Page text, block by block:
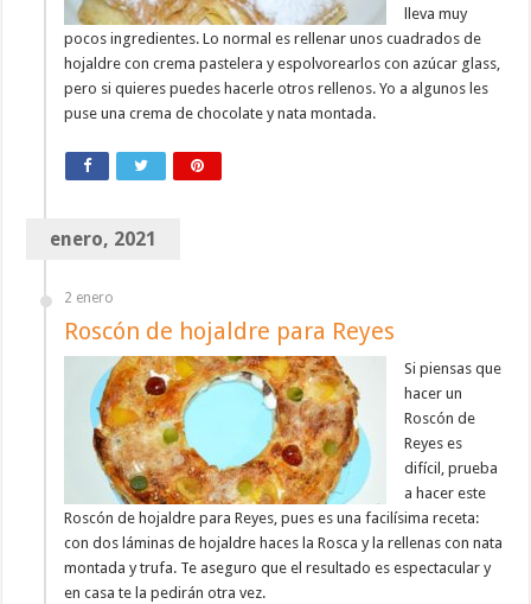
lleva muy
pocos ingredientes. Lo normal es rellenar unos cuadrados de
hojaldre con crema pastelera y espolvorearlos con azúcar glass,
pero si quieres puedes hacerle otros rellenos. Yo a algunos les
puse una crema de chocolate y nata montada.
enero, 2021
2 enero
Roscón de hojaldre para Reyes
Si piensas que
hacer un
Roscón de
Reyes es
difícil, prueba
a hacer este
Roscón de hojaldre para Reyes, pues es una facilísima receta:
con dos láminas de hojaldre haces la Rosca y la rellenas con nata
montada y trufa. Te aseguro que el resultado es espectacular y
en casa te la pedirán otra vez.